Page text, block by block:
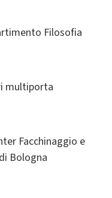
Filosofia
multiporta
Facchinaggio e
Bologna